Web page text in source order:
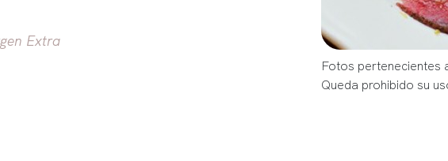
Extra
Fotos pertenecientes
Queda prohibido su